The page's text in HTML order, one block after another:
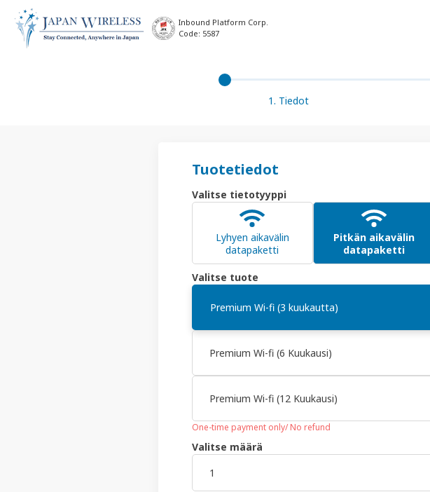
Inbound Platform Corp.
Code: 5587
1. Tiedot
Tuotetiedot
Valitse tietotyyppi
Lyhyen aikavälin
datapaketti
Pitkän aikavälin
datapaketti
Valitse tuote
Premium Wi-fi (3 kuukautta)
Premium Wi-fi (6 Kuukausi)
Premium Wi-fi (12 Kuukausi)
One-time payment only/ No refund
Valitse määrä